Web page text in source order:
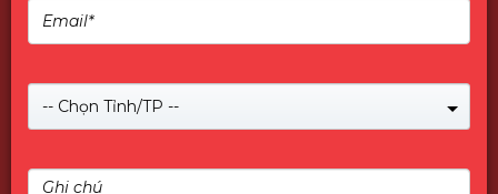
-- Chọn Tỉnh/TP --